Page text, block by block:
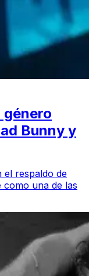
género
Bunny y
el respaldo de
como una de las